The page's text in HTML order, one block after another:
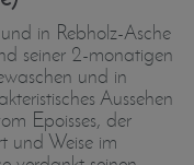
in Rebholz-Asche
seiner 2-monatigen
und in
Aussehen
Epoisses, der
und Weise im